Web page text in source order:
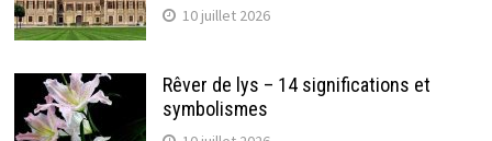
10 juillet 2026
Rêver de lys – 14 significations et
symbolismes